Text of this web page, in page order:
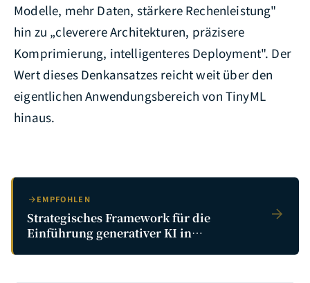
Modelle, mehr Daten, stärkere Rechenleistung"
hin zu „cleverere Architekturen, präzisere
Komprimierung, intelligenteres Deployment". Der
Wert dieses Denkansatzes reicht weit über den
eigentlichen Anwendungsbereich von TinyML
hinaus.
EMPFOHLEN
Strategisches Framework für die
Einführung generativer KI in